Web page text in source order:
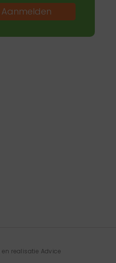
Aanmelden
realisatie Advice